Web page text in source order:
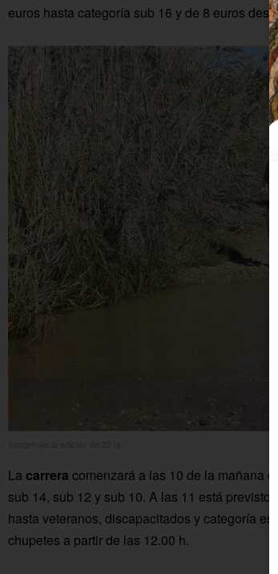
euros hasta categoría sub 16 y de 8 euros
La carrera comenzará a las 10 de la mañana
sub 14, sub 12 y sub 10. A las 11 está previsto
hasta veteranos, discapacitados y categoría
chupetes a partir de las 12.00 h.